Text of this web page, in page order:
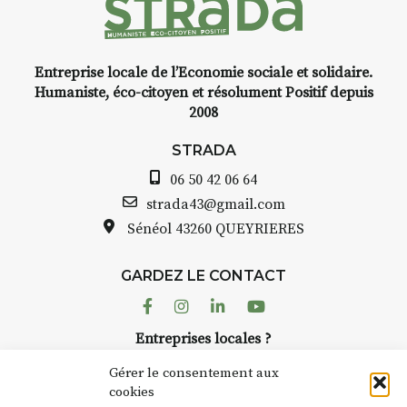
Gérer le consentement aux
cookies
INTERVIEW
avez ouvert une galerie à
Auzon…
Bernard TURLE Le Fumoir n’est
pas une galerie permanente.
AuzonToujours organise
dans le village. Des artistes et
caves, les granges d’Auzon. Le
Fumoir est l’un de ces espaces
Entreprise locale de l’Economie sociale et solidaire.
Humaniste, éco-citoyen et résolument Positif depuis
2008
STRADA
06 50 42 06 64
strada43@gmail.com
Sénéol 43260 QUEYRIERES
GARDEZ LE CONTACT
FacebookInstagram
LinkedinYoutube
Entreprises locales ?